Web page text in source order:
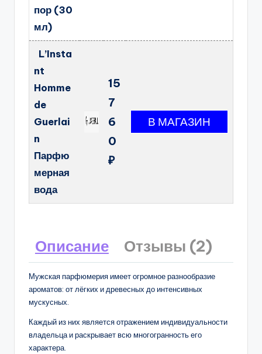
пор (30
мл)
L’Insta
nt
Homme
de
Guerlai
n
Парфю
мерная
вода
15
7
6
0
₽
Описание Отзывы (2)
Мужская парфюмерия имеет огромное разнообразие
ароматов: от лёгких и древесных до интенсивных
мускусных.
Каждый из них является отражением индивидуальности
владельца и раскрывает всю многогранность его
характера.